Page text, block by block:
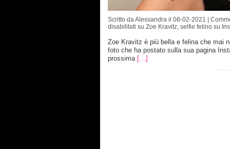
Scritto da Alessandra il 08-02-2021 |
disabilitati su Zoe Kravitz, selfie felino su
Zoe Kravitz è più bella e felina che mai
foto che ha postato sulla sua pagina
prossima […]